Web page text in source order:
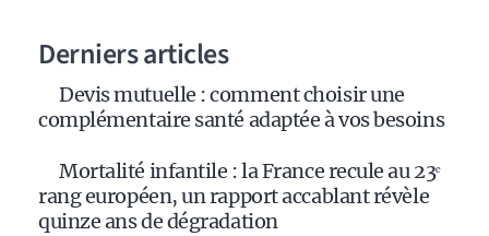
Derniers articles
Devis mutuelle : comment choisir une
complémentaire santé adaptée à vos besoins
Mortalité infantile : la France recule au 23ᵉ
rang européen, un rapport accablant révèle
quinze ans de dégradation